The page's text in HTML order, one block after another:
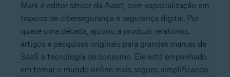
Mark é editor sênior da Avast, com especialização em
tópicos de cibersegurança e segurança digital. Por
quase uma década, ajudou a produzir relatórios,
artigos e pesquisas originais para grandes marcas de
SaaS e tecnologia de consumo. Ele está empenhado
em tornar o mundo online mais seguro, simplificando